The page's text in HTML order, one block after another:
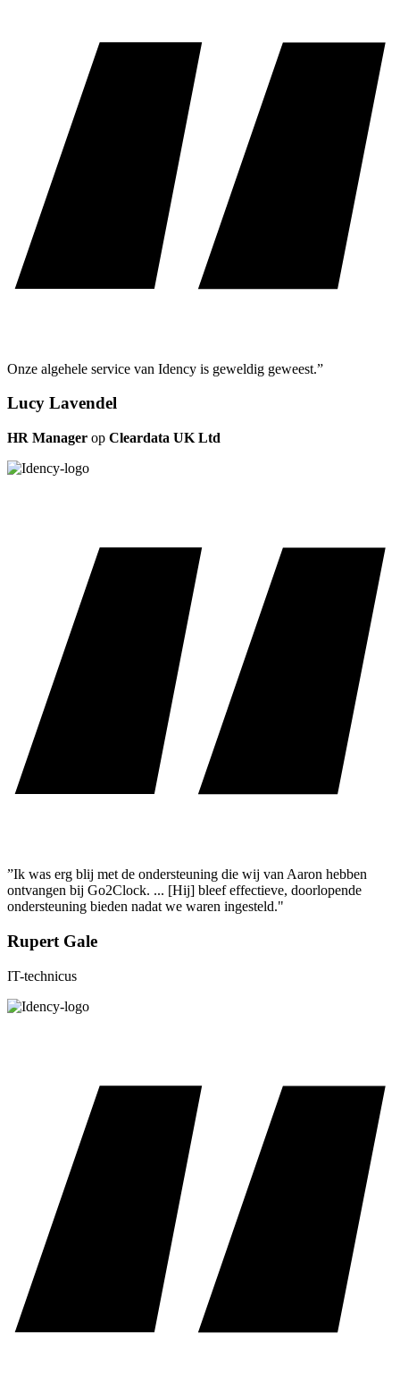
Onze algehele service van Idency is geweldig geweest.”
Lucy Lavendel
HR Manager op Cleardata UK Ltd
”Ik was erg blij met de ondersteuning die wij van Aaron hebben
ontvangen bij Go2Clock. ... [Hij] bleef effectieve, doorlopende
ondersteuning bieden nadat we waren ingesteld."
Rupert Gale
IT-technicus